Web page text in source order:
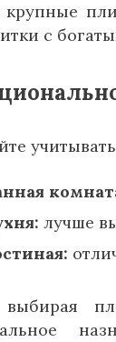
крупные
с
лучше